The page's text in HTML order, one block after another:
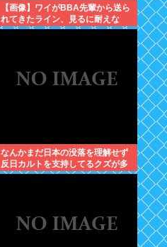
【画像】ワイがBBA先輩から送ら
れてきたライン、見るに耐えな
い・・・
なんかまだ日本の没落を理解せず
反日カルトを支持してるクズが多
いんだけどなんだお前ら